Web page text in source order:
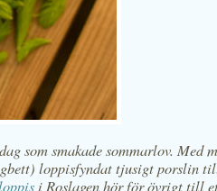
som smakade sommarlov. Med
loppisfyndat tjusigt porslin
i Roslagen hör för övrigt till